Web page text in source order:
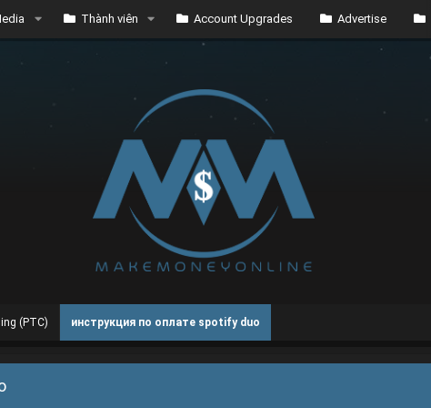
Thành viên Account Upgrades Advertise
(PTC) инструкция по оплате spotify duo